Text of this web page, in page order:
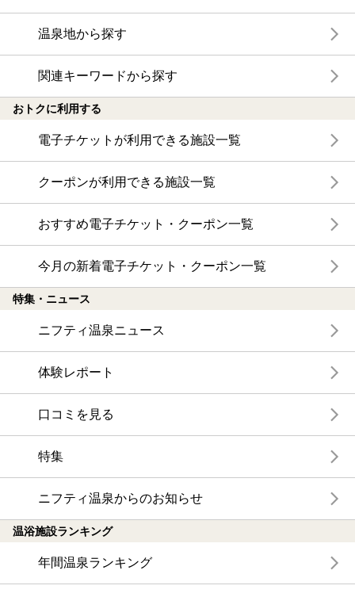
温泉地から探す
関連キーワードから探す
おトクに利用する
電子チケットが利用できる施設一覧
クーポンが利用できる施設一覧
おすすめ電子チケット・クーポン一覧
今月の新着電子チケット・クーポン一覧
特集・ニュース
ニフティ温泉ニュース
体験レポート
口コミを見る
特集
ニフティ温泉からのお知らせ
温浴施設ランキング
年間温泉ランキング